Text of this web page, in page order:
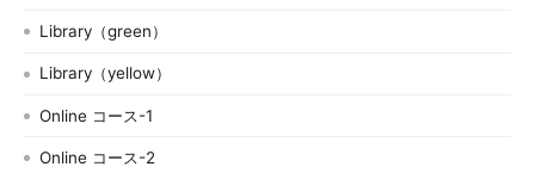
Library（green）
Library（yellow）
Online コース-1
Online コース-2